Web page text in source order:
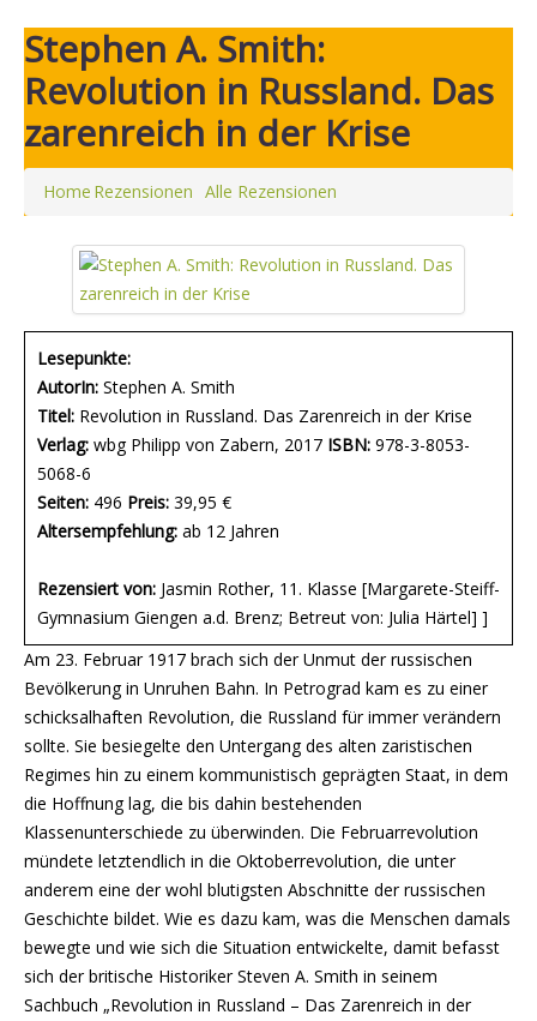
Stephen A. Smith:
Revolution in Russland. Das
zarenreich in der Krise
Home Rezensionen Alle Rezensionen
Lesepunkte:
AutorIn: Stephen A. Smith
Titel: Revolution in Russland. Das Zarenreich in der Krise
Verlag: wbg Philipp von Zabern, 2017 ISBN: 978-3-8053-
5068-6
Seiten: 496 Preis: 39,95 €
Altersempfehlung: ab 12 Jahren
Rezensiert von: Jasmin Rother, 11. Klasse [Margarete-Steiff-
Gymnasium Giengen a.d. Brenz; Betreut von: Julia Härtel] ]
Am 23. Februar 1917 brach sich der Unmut der russischen
Bevölkerung in Unruhen Bahn. In Petrograd kam es zu einer
schicksalhaften Revolution, die Russland für immer verändern
sollte. Sie besiegelte den Untergang des alten zaristischen
Regimes hin zu einem kommunistisch geprägten Staat, in dem
die Hoffnung lag, die bis dahin bestehenden
Klassenunterschiede zu überwinden. Die Februarrevolution
mündete letztendlich in die Oktoberrevolution, die unter
anderem eine der wohl blutigsten Abschnitte der russischen
Geschichte bildet. Wie es dazu kam, was die Menschen damals
bewegte und wie sich die Situation entwickelte, damit befasst
sich der britische Historiker Steven A. Smith in seinem
Sachbuch „Revolution in Russland – Das Zarenreich in der